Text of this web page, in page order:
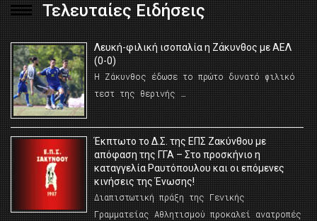
Τελευταίες Ειδήσεις
Λευκή-φιλική ισοπαλία η Ζάκυνθος με ΑΕΛ
(0-0)
Η Ζάκυνθος έδωσε το πρώτο δυνατό φιλικό
τεστ της θερινής …
Έκπτωτο το Δ.Σ. της ΕΠΣ Ζακύνθου με
απόφαση της ΓΓΑ – Στο προσκήνιο η
καταγγελία Ραυτόπουλου και οι επόμενες
κινήσεις της Ένωσης!
Διαπιστωτική πράξη της Γενικής
Γραμματείας Αθλητισμού προκαλεί ανατροπές